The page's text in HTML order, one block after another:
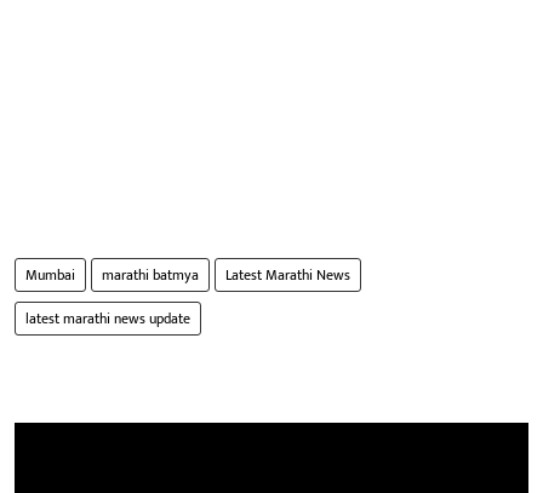
Mumbai marathi batmya
Latest Marathi News
latest marathi news update